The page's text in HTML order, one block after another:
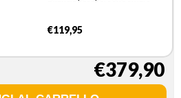
€119,95
€379,90